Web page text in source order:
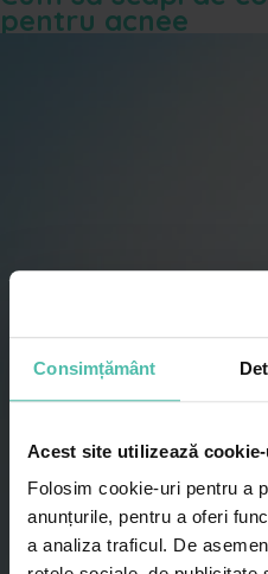
Consimțământ
Acest site utilizează
Folosim cookie-uri pentru a
anunțurile, pentru a oferi
a analiza traficul. De
pentru acnee